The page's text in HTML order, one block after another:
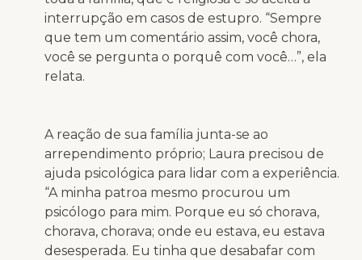
interrupção em casos de estupro. “Sempre
que tem um comentário assim, você chora,
você se pergunta o porquê com você…”, ela
relata.
A reação de sua família junta-se ao
arrependimento próprio; Laura precisou de
ajuda psicológica para lidar com a experiência.
“A minha patroa mesmo procurou um
psicólogo para mim. Porque eu só chorava,
chorava, chorava; onde eu estava, eu estava
desesperada. Eu tinha que desabafar com